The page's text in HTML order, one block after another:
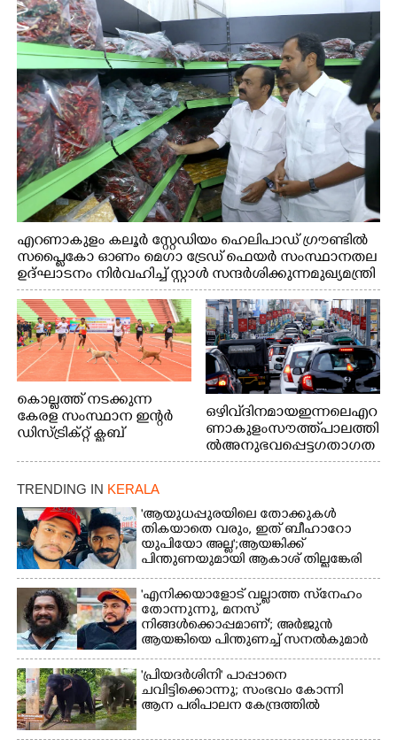
എറണാകുളം കലൂർ സ്റ്റേഡിയം ഹെലിപാഡ് ഗ്രൗണ്ടിൽ
സപ്ളൈകോ ഓണം മെഗാ ട്രേഡ് ഫെയർ സംസ്ഥാനതല
ഉദ്ഘാടനം നിർവഹിച്ച് സ്റ്റാൾ സന്ദർശിക്കുന്ന മുഖ്യമന്ത്രി
വി.ഡി. സതീശൻ. മന്ത്രി അനൂപ് ജേക്കബ് സമീപം
കൊല്ലത്ത് നടക്കുന്ന
കേരള സംസ്ഥാന ഇന്റർ
ഡിസ്ട്രിക്റ്റ് ക്ലബ്
ചാമ്പ്യൻഷിപ്പിൽ അണ്ടർ
20 ആൺകുട്ടികളുടെ 200
മത്സരത്തിനിടെ സിന്തറ്റിക്
ട്രാക്കിന് കുറുകെ ഓടുന്ന
നായകൾ.
ഒഴിവ് ദിനമായ ഇന്നലെ എറ
ണാകുളം സൗത്ത് പാലത്തി
ൽ അനുഭവപ്പെട്ട ഗതാഗത
ക്കുരുക്ക്
TRENDING IN KERALA
'ആയുധപ്പുരയിലെ തോക്കുകൾ
തികയാതെ വരും, ഇത് ബീഹാറോ
യുപിയോ അല്ല';ആയങ്കിക്ക്
പിന്തുണയുമായി ആകാശ് തില്ലങ്കേരി
'എനിക്കയാളോട് വല്ലാത്ത സ്‌നേഹം
തോന്നുന്നു, മനസ്
നിങ്ങൾക്കൊപ്പമാണ്'; അർജുൻ
ആയങ്കിയെ പിന്തുണച്ച് സനൽകുമാർ
'പ്രിയദർശിനി' പാപ്പാനെ
ചവിട്ടിക്കൊന്നു; സംഭവം കോന്നി
ആന പരിപാലന കേന്ദ്രത്തിൽ